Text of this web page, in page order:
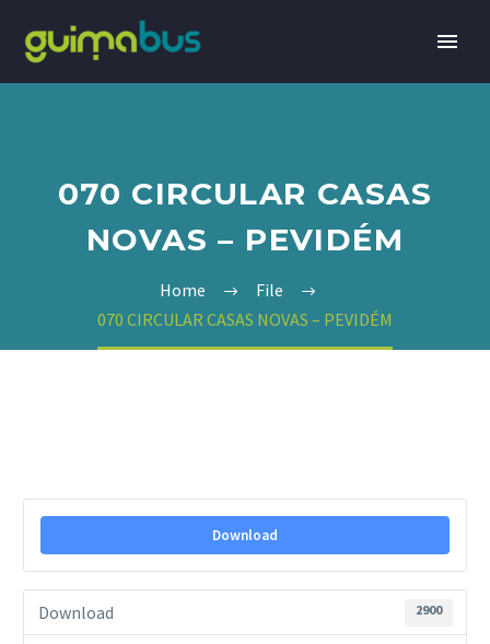
070 CIRCULAR CASAS
NOVAS – PEVIDÉM
Home
File
070 CIRCULAR CASAS NOVAS – PEVIDÉM
Download
Download 2900